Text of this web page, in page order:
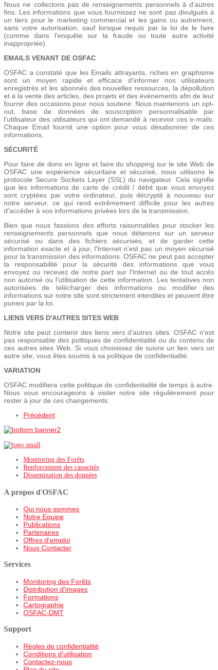
Nous ne collectons pas de renseignements personnels à d'autres
fins. Les informations que vous fournissez ne sont pas divulgués à
un tiers pour le marketing commercial et les gains ou autrement,
sans votre autorisation, sauf lorsque requis par la loi de le faire
(comme dans l'enquête sur la fraude ou toute autre activité
inappropriée).
EMAILS VENANT DE OSFAC
OSFAC a constaté que les Emails attrayants, riches en graphisme
sont un moyen rapide et efficace d'informer nos utilisateurs
enregistrés et les abonnés des nouvelles ressources, la dépollution
et à la vente des articles, des projets et des événements afin de leur
fournir des occasions pour nous soutenir. Nous maintenons un opt-
out, base de données de souscription personnalisable par
l'utilisateur des utilisateurs qui ont demandé à recevoir ces e-mails.
Chaque Email fournit une option pour vous désabonner de ces
informations.
SÉCURITÉ
Pour faire de dons en ligne et faire du shopping sur le site Web de
OSFAC une expérience sécuritaire et sécurisé, nous utilisons le
protocole Secure Sockets Layer (SSL) du navigateur. Cela signifie
que les informations de carte de crédit / débit que vous envoyez
sont cryptées par votre ordinateur, puis décrypté à nouveau sur
notre serveur, ce qui rend extrêmement difficile pour les autres
d'accéder à vos informations privées lors de la transmission.
Bien que nous fassions des efforts raisonnables pour stocker les
renseignements personnels que nous détenons sur un serveur
sécurisé ou dans des fichiers sécurisés, et de garder cette
information exacte et à jour, l'Internet n'est pas un moyen sécurisé
pour la transmission des informations. OSFAC ne peut pas accepter
la responsabilité pour la sécurité des informations que vous
envoyez ou recevez de notre part sur l'Internet ou de tout accès
non autorisé ou l'utilisation de cette information. Les tentatives non
autorisées de télécharger des informations ou modifier des
informations sur notre site sont strictement interdites et peuvent être
punies par la loi.
LIENS VERS D'AUTRES SITES WEB
Notre site peut contenir des liens vers d'autres sites. OSFAC n'est
pas responsable des politiques de confidentialité ou du contenu de
ces autres sites Web. Si vous choisissez de suivre un lien vers un
autre site, vous êtes soumis à sa politique de confidentialité.
VARIATION
OSFAC modifiera cette politique de confidentialité de temps à autre.
Nous vous encourageons à visiter notre site régulièrement pour
rester à jour de ces changements.
Précédent
Monitoring des Forêts
Renforcement des capacités
Dissemination des données
A propos d'OSFAC
Qui nous sommes
Notre Equipe
Publications
Partenaires
Offres d'emploi
Nous Contacter
Services
Monitoring des Forêts
Distribution d'images
Formations
Cartographie
OSFAC-DMT
Support
Règles de confidentialité
Conditions d'utilisation
Contactez-nous